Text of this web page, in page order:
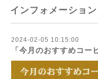
インフォメーション
2024-02-05 10:15:00
「今月のおすすめコー